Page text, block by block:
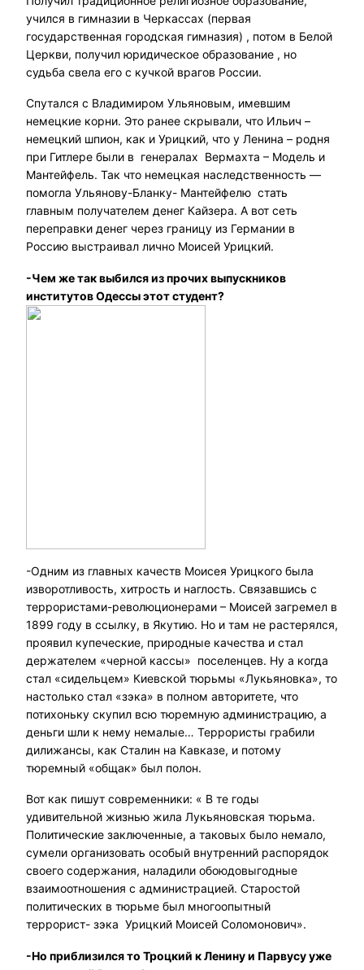
учился в гимназии в Черкассах (первая
государственная городская гимназия) , потом в Белой
Церкви, получил юридическое образование , но
судьба свела его с кучкой врагов России.
Спутался с Владимиром Ульяновым, имевшим
немецкие корни. Это ранее скрывали, что Ильич –
немецкий шпион, как и Урицкий, что у Ленина – родня
при Гитлере были в генералах Вермахта – Модель и
Мантейфель. Так что немецкая наследственность —
помогла Ульянову-Бланку- Мантейфелю стать
главным получателем денег Кайзера. А вот сеть
переправки денег через границу из Германии в
Россию выстраивал лично Моисей Урицкий.
-Чем же так выбился из прочих выпускников
институтов Одессы этот студент?
-Одним из главных качеств Моисея Урицкого была
изворотливость, хитрость и наглость. Связавшись с
террористами-революционерами – Моисей загремел в
1899 году в ссылку, в Якутию. Но и там не растерялся,
проявил купеческие, природные качества и стал
держателем «черной кассы» поселенцев. Ну а когда
стал «сидельцем» Киевской тюрьмы «Лукьяновка», то
настолько стал «зэка» в полном авторитете, что
потихоньку скупил всю тюремную администрацию, а
деньги шли к нему немалые… Террористы грабили
дилижансы, как Сталин на Кавказе, и потому
тюремный «общак» был полон.
Вот как пишут современники: « В те годы
удивительной жизнью жила Лукьяновская тюрьма.
Политические заключенные, а таковых было немало,
сумели организовать особый внутренний распорядок
своего содержания, наладили обоюдовыгодные
взаимоотношения с администрацией. Старостой
политических в тюрьме был многоопытный
террорист- зэка Урицкий Моисей Соломонович».
-Но приблизился то Троцкий к Ленину и Парвусу уже